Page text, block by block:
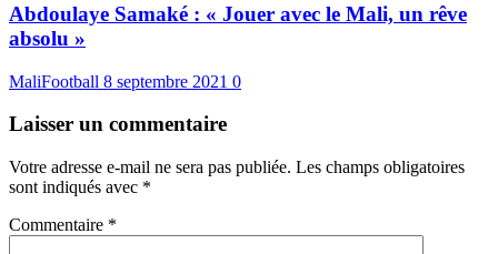
Abdoulaye Samaké : « Jouer avec le Mali, un rêve
absolu »
MaliFootball 8 septembre 2021 0
Laisser un commentaire
Votre adresse e-mail ne sera pas publiée. Les champs obligatoires
sont indiqués avec *
Commentaire *